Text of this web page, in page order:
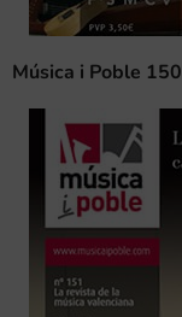
Música i Poble 150